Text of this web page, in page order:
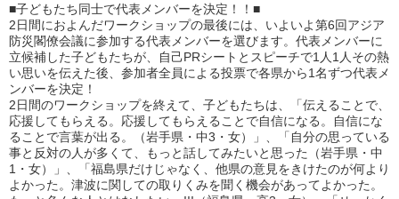
■子どもたち同士で代表メンバーを決定！！■
2日間におよんだワークショップの最後には、いよいよ第6回アジア
防災閣僚会議に参加する代表メンバーを選びます。代表メンバーに
立候補した子どもたちが、自己PRシートとスピーチで1人1人その熱
い思いを伝えた後、参加者全員による投票で各県から1名ずつ代表メ
ンバーを決定！
2日間のワークショップを終えて、子どもたちは、「伝えることで、
応援してもらえる。応援してもらえることで自信になる。自信にな
ることで言葉が出る。（岩手県・中3・女）」、「自分の思っている
事と反対の人が多くて、もっと話してみたいと思った（岩手県・中
1・女）」、「福島県だけじゃなく、他県の意見をきけたのが何より
よかった。津波に関しての取りくみを聞く機会があってよかった。